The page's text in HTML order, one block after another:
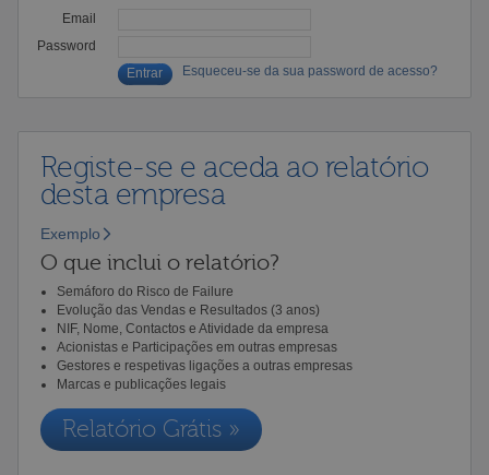
Email
Password
Esqueceu-se da sua password de acesso?
Registe-se e aceda ao relatório
desta empresa
Exemplo
O que inclui o relatório?
Semáforo do Risco de Failure
Evolução das Vendas e Resultados (3 anos)
NIF, Nome, Contactos e Atividade da empresa
Acionistas e Participações em outras empresas
Gestores e respetivas ligações a outras empresas
Marcas e publicações legais
Relatório Grátis »